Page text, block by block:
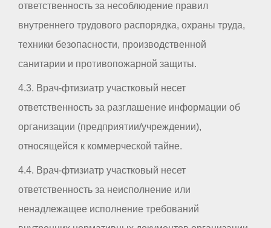
ответственность за несоблюдение правил
внутреннего трудового распорядка, охраны труда,
техники безопасности, производственной
санитарии и противопожарной защиты.
4.3. Врач-фтизиатр участковый несет
ответственность за разглашение информации об
организации (предприятии/учреждении),
относящейся к коммерческой тайне.
4.4. Врач-фтизиатр участковый несет
ответственность за неисполнение или
ненадлежащее исполнение требований